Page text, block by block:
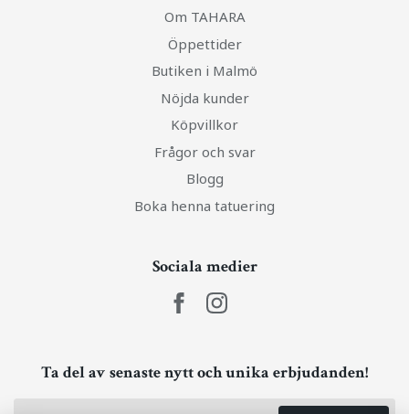
Om TAHARA
Öppettider
Butiken i Malmö
Nöjda kunder
Köpvillkor
Frågor och svar
Blogg
Boka henna tatuering
Sociala medier
Ta del av senaste nytt och unika erbjudanden!